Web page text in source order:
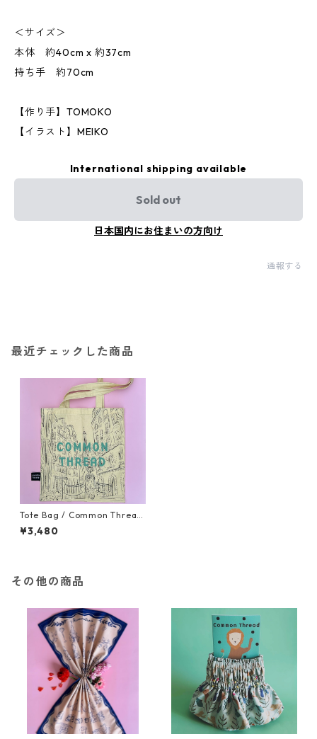
＜サイズ＞
本体 約40cm x 約37cm
持ち手 約70cm
【作り手】TOMOKO
【イラスト】MEIKO
International shipping available
Sold out
日本国内にお住まいの方向け
通報する
最近チェックした商品
Tote Bag / Common Thread
トート
¥3,480
その他の商品